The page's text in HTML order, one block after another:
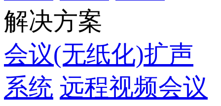
解决方案
会议(无纸化)扩声
系统 远程视频会议